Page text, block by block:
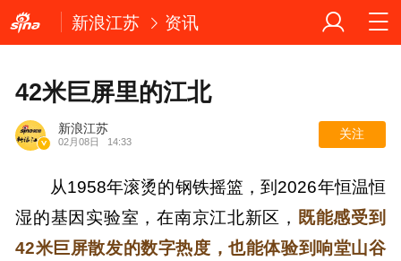
新浪江苏 资讯
42米巨屏里的江北
新浪江苏
02月08日 14:33
关注
从1958年滚烫的钢铁摇篮，到2026年恒温恒
湿的基因实验室，在南京江北新区， 既能感受到
42米巨屏散发的数字热度，也能体验到响堂山谷